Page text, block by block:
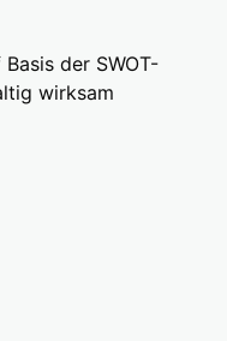
der SWOT-
wirksam